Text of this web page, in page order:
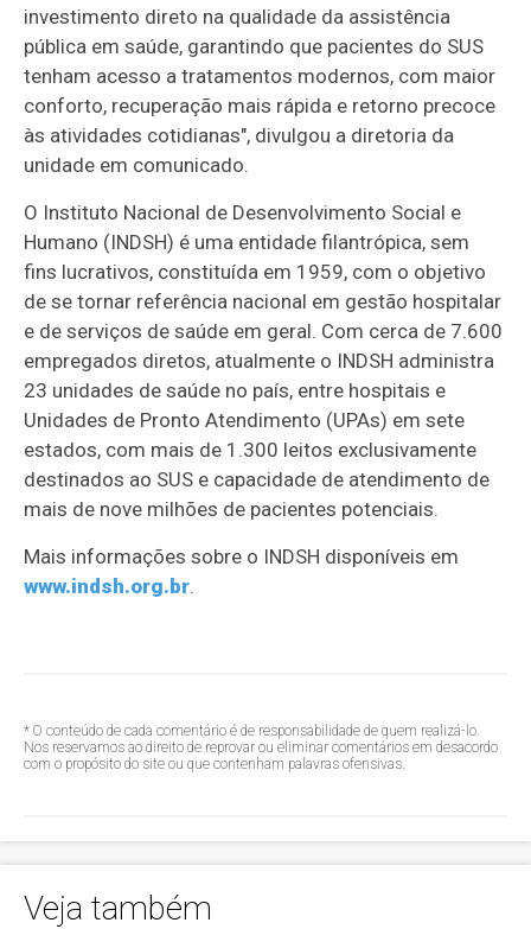
investimento direto na qualidade da assistência
pública em saúde, garantindo que pacientes do SUS
tenham acesso a tratamentos modernos, com maior
conforto, recuperação mais rápida e retorno precoce
às atividades cotidianas", divulgou a diretoria da
unidade em comunicado.
O Instituto Nacional de Desenvolvimento Social e
Humano (INDSH) é uma entidade filantrópica, sem
fins lucrativos, constituída em 1959, com o objetivo
de se tornar referência nacional em gestão hospitalar
e de serviços de saúde em geral. Com cerca de 7.600
empregados diretos, atualmente o INDSH administra
23 unidades de saúde no país, entre hospitais e
Unidades de Pronto Atendimento (UPAs) em sete
estados, com mais de 1.300 leitos exclusivamente
destinados ao SUS e capacidade de atendimento de
mais de nove milhões de pacientes potenciais.
Mais informações sobre o INDSH disponíveis em
www.indsh.org.br.
* O conteúdo de cada comentário é de responsabilidade de quem realizá-lo.
Nos reservamos ao direito de reprovar ou eliminar comentários em desacordo
com o propósito do site ou que contenham palavras ofensivas.
Veja também